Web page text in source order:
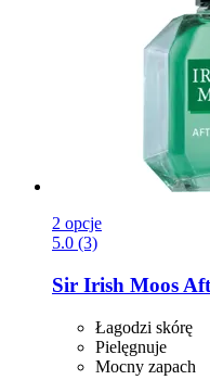
2 opcje
5.0 (3)
Sir Irish Moos
Łagodzi skórę
Pielęgnuje
Mocny zapach